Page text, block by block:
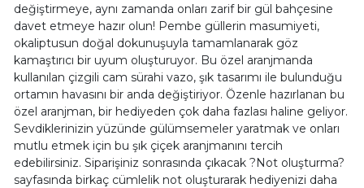
değiştirmeye, aynı zamanda onları zarif bir gül bahçesine
davet etmeye hazır olun! Pembe güllerin masumiyeti,
okaliptusun doğal dokunuşuyla tamamlanarak göz
kamaştırıcı bir uyum oluşturuyor. Bu özel aranjmanda
kullanılan çizgili cam sürahi vazo, şık tasarımı ile bulunduğu
ortamın havasını bir anda değiştiriyor. Özenle hazırlanan bu
özel aranjman, bir hediyeden çok daha fazlası haline geliyor.
Sevdiklerinizin yüzünde gülümsemeler yaratmak ve onları
mutlu etmek için bu şık çiçek aranjmanını tercih
edebilirsiniz. Siparişiniz sonrasında çıkacak ?Not oluşturma?
sayfasında birkaç cümlelik not oluşturarak hediyenizi daha